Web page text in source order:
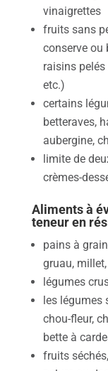
vinaigrettes
fruits sans
conserve ou
raisins
etc.)
certains
betteraves,
aubergine,
limite de
crèmes-
Aliments à
teneur en
pains à
gruau,
légumes
les légumes
chou-fleur,
bette à
fruits